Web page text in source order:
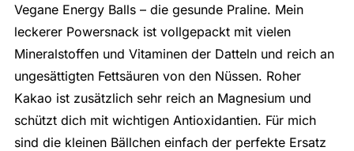
Vegane Energy Balls – die gesunde Praline. Mein
leckerer Powersnack ist vollgepackt mit vielen
Mineralstoffen und Vitaminen der Datteln und reich an
ungesättigten Fettsäuren von den Nüssen. Roher
Kakao ist zusätzlich sehr reich an Magnesium und
schützt dich mit wichtigen Antioxidantien. Für mich
sind die kleinen Bällchen einfach der perfekte Ersatz